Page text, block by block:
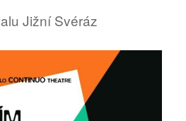
Jižní Svéráz